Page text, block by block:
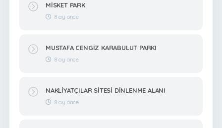
MİSKET PARK
8 ay önce
MUSTAFA CENGİZ KARABULUT PARKI
8 ay önce
NAKLİYATÇILAR SİTESİ DİNLENME ALANI
8 ay önce